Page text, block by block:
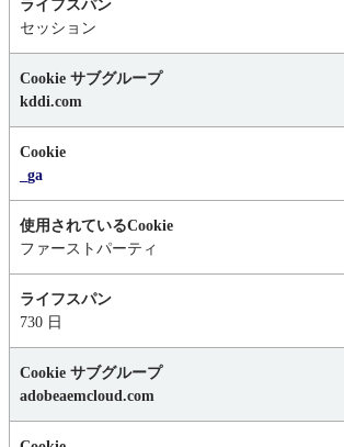
ゲ
テ
ン
グ
Cookie
セッション
kddi.com
_ga
ファーストパーティ
730 日
adobeaemcloud.com